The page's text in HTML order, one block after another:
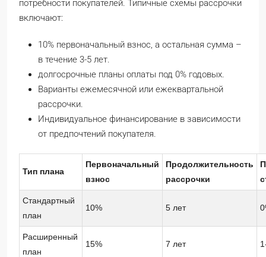
потребности покупателей. Типичные схемы рассрочки
включают:
10% первоначальный взнос, а остальная сумма –
в течение 3-5 лет.
долгосрочные планы оплаты под 0% годовых.
Варианты ежемесячной или ежеквартальной
рассрочки.
Индивидуальное финансирование в зависимости
от предпочтений покупателя.
Тип плана
Первоначальный
взнос
Продолжительность
рассрочки
Стандартный
план
10% 5 лет
Расширенный
план
15% 7 лет